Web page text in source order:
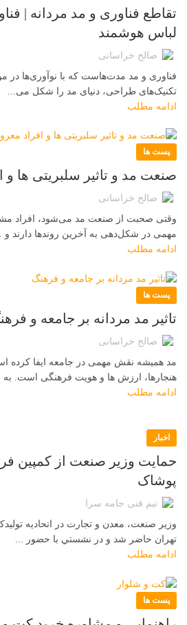
تقاطع فناوری و مد مردانه |
لباس هوشمند
صالح خراسانی
فناوری و مد مدت‌هاست که با نوآوری‌ها در
تکنیک‌های طراحی، دنیای مد را شکل می‌...
ادامه مطلب
پست ها
صنعت مد و تاثیر سلبریتی ها
صالح خراسانی
وقتی صحبت از صنعت مد می‌شود، افراد
مهمی در شکل‌دهی به آخرین روندها دارند و
ادامه مطلب
پست ها
تاثیر مد مردانه بر جامعه و
صالح خراسانی
مد همیشه نقش مهمی در جامعه ایفا کرده
هنجارها، ارزش ها و هویت فرهنگی است.
ادامه مطلب
اخبار
حمایت وزیر صنعت از کمپین
پوشاک
تیم فنی جامه سرا
وزير صنعت، معدن و تجارت در اتحاديه
تهران حاضر شد و در نشستي با حضور ...
ادامه مطلب
پست ها